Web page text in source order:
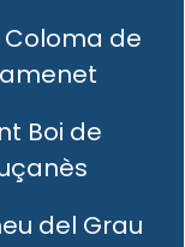
de
Boi de
del Grau